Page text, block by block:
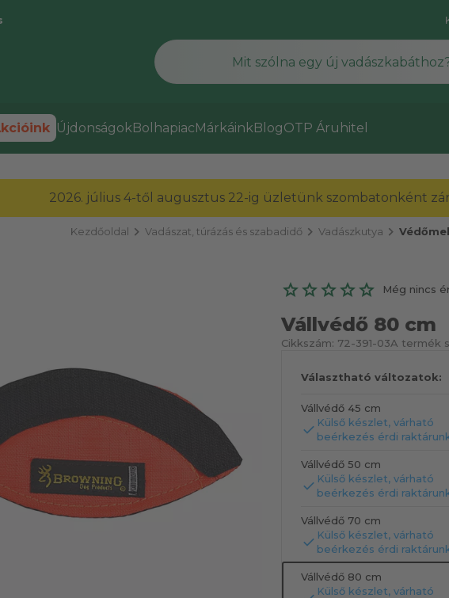
ÚjdonságokBolhapiacMárkáinkBlogOTP Áruhitel
2026. július 4-től augusztus 22-ig üzletünk szombatonként
Kezdőoldal chevron_right Vadászat, túrázás és szabadidőchevron_right Vadászkutya chevron_right
Még nincs
Vállvédő 80 cm
Cikkszám: 72-391-03A termék
Választható változatok:
Vállvédő 45 cm
Külső készlet, várható
beérkezés érdi
Vállvédő 50 cm
Külső készlet, várható
beérkezés érdi
Vállvédő 70 cm
Külső készlet, várható
beérkezés érdi
Vállvédő 80 cm
Külső készlet, várható